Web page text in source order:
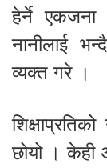
हेर्ने
नानीलाई
व्यक्त गरे ।
छोयो । केही